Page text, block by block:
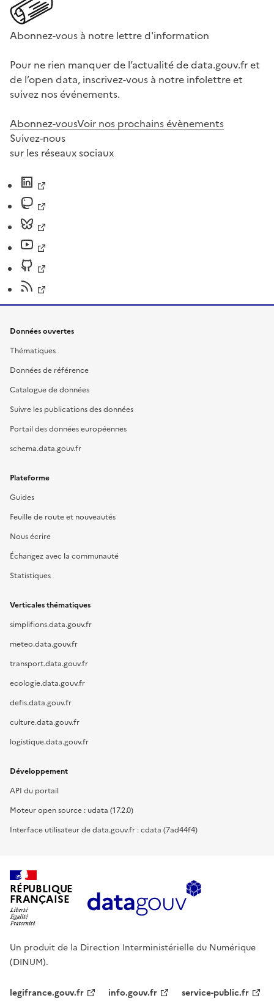
Abonnez-vous à notre lettre d'information
Pour ne rien manquer de l’actualité de data.gouv.fr et
de l’open data, inscrivez-vous à notre infolettre et
suivez nos événements.
Abonnez-vousVoir nos prochains évènements
Suivez-nous
sur les réseaux sociaux
Données ouvertes
Thématiques
Données de référence
Catalogue de données
Suivre les publications des données
Portail des données européennes
schema.data.gouv.fr
Plateforme
Guides
Feuille de route et nouveautés
Nous écrire
Échangez avec la communauté
Statistiques
Verticales thématiques
simplifions.data.gouv.fr
meteo.data.gouv.fr
transport.data.gouv.fr
ecologie.data.gouv.fr
defis.data.gouv.fr
culture.data.gouv.fr
logistique.data.gouv.fr
Développement
API du portail
Moteur open source : udata (17.2.0)
Interface utilisateur de data.gouv.fr : cdata (7ad44f4)
RÉPUBLIQUE
FRANÇAISE
Un produit de la Direction Interministérielle du Numérique
(DINUM).
legifrance.gouv.fr info.gouv.fr service-public.fr